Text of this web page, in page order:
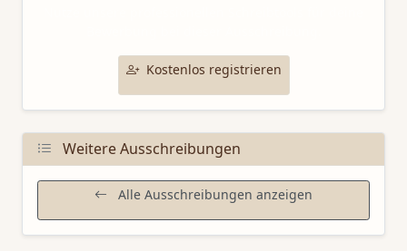
Kostenlos registrieren
Weitere Ausschreibungen
Alle Ausschreibungen anzeigen